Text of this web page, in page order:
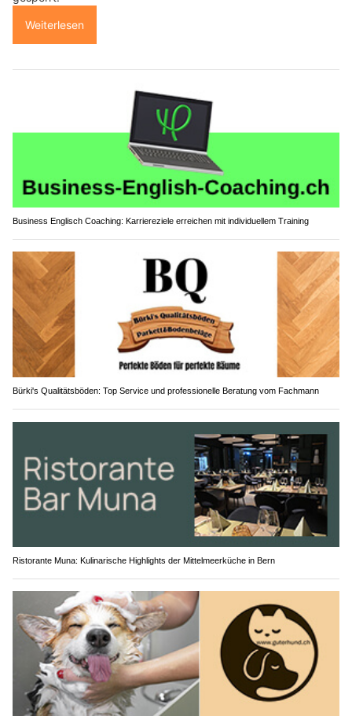
Weiterlesen
Business Englisch Coaching: Karriereziele erreichen mit individuellem Training
Bürki's Qualitätsböden: Top Service und professionelle Beratung vom Fachmann
Ristorante Muna: Kulinarische Highlights der Mittelmeerküche in Bern